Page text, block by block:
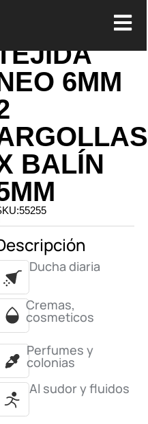
PULSERA
6MM
BALÍN
Ducha diaria
Cremas,
cosmeticos
Perfumes y
colonias
Al sudor y fluidos